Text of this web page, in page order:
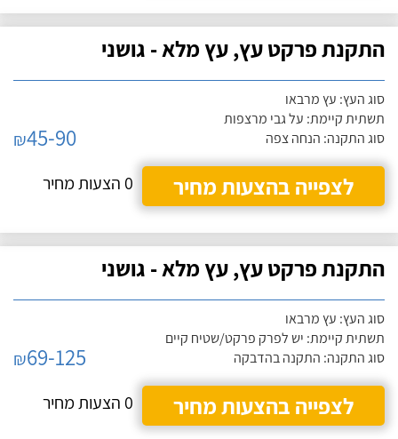
התקנת פרקט עץ, עץ מלא - גושני
סוג העץ: עץ מרבאו
תשתית קיימת: על גבי מרצפות
סוג התקנה: הנחה צפה
₪45-90
לצפייה בהצעות מחיר
0 הצעות מחיר
התקנת פרקט עץ, עץ מלא - גושני
סוג העץ: עץ מרבאו
תשתית קיימת: יש לפרק פרקט/שטיח קיים
סוג התקנה: התקנה בהדבקה
₪69-125
לצפייה בהצעות מחיר
0 הצעות מחיר